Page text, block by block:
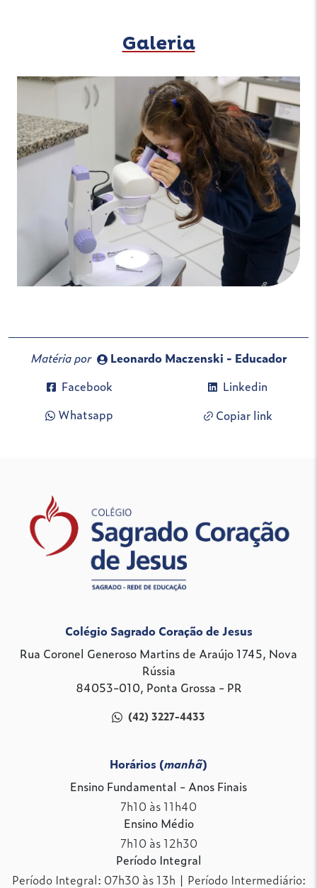
Galeria
Matéria por
Leonardo Maczenski - Educador
Facebook
Linkedin
Whatsapp
Copiar link
Colégio Sagrado Coração de Jesus
Rua Coronel Generoso Martins de Araújo 1745, Nova
Rússia
84053-010, Ponta Grossa - PR
(42) 3227-4433
Horários (manhã)
Ensino Fundamental - Anos Finais
7h10 às 11h40
Ensino Médio
7h10 às 12h30
Período Integral
Período Integral: 07h30 às 13h | Período Intermediário: